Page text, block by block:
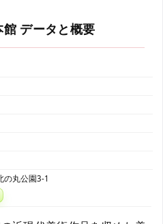
館 データと概要
の丸公園3-1